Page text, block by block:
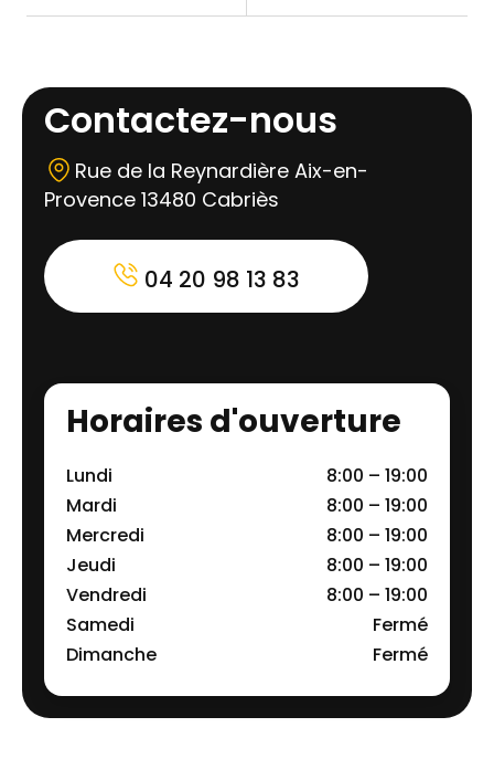
Contactez-nous
Rue de la Reynardière Aix-en-
Provence 13480 Cabriès
04 20 98 13 83
Horaires d'ouverture
Lundi
8:00 – 19:00
Mardi
8:00 – 19:00
Mercredi
8:00 – 19:00
Jeudi
8:00 – 19:00
Vendredi
8:00 – 19:00
Samedi
Fermé
Dimanche
Fermé